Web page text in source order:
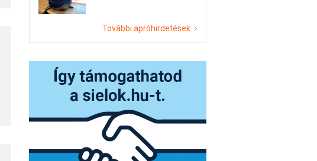
További apróhirdetések